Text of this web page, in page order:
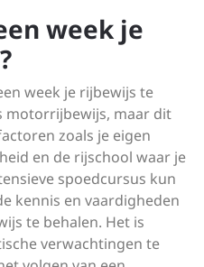
week je
week je rijbewijs te
motorrijbewijs, maar dit
zoals je eigen
en de rijschool waar je
spoedcursus kun
kennis en vaardigheden
te behalen. Het is
verwachtingen te